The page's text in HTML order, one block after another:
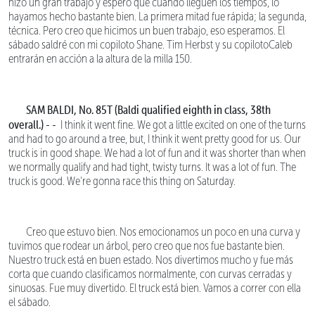
hayamos hecho bastante bien. La primera mitad fue rápida; la segunda,
técnica. Pero creo que hicimos un buen trabajo, eso esperamos. El
sábado saldré con mi copiloto Shane. Tim Herbst y su copilotoCaleb
entrarán en acción a la altura de la milla 150.
SAM BALDI, No. 85T (Baldi qualified eighth in class, 38th
overall.) - - I think it went fine. We got a little excited on one of the turns
and had to go around a tree, but, I think it went pretty good for us. Our
truck is in good shape. We had a lot of fun and it was shorter than when
we normally qualify and had tight, twisty turns. It was a lot of fun. The
truck is good. We're gonna race this thing on Saturday.
Creo que estuvo bien. Nos emocionamos un poco en una curva y
tuvimos que rodear un árbol, pero creo que nos fue bastante bien.
Nuestro truck está en buen estado. Nos divertimos mucho y fue más
corta que cuando clasificamos normalmente, con curvas cerradas y
sinuosas. Fue muy divertido. El truck está bien. Vamos a correr con ella
el sábado.